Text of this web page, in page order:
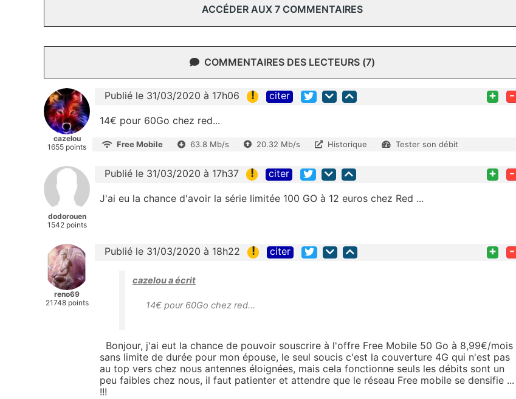
ACCÉDER AUX 7 COMMENTAIRES
COMMENTAIRES DES LECTEURS (7)
cazelou
1655 points
Publié le 31/03/2020 à 17h06 ! citer + -
14€ pour 60Go chez red...
Free Mobile 63.8 Mb/s 20.32 Mb/s Historique Tester son débit
dodorouen
1542 points
Publié le 31/03/2020 à 17h37 ! citer + -
J'ai eu la chance d'avoir la série limitée 100 GO à 12 euros chez Red ...
reno69
21748 points
Publié le 31/03/2020 à 18h22 ! citer + -
cazelou a écrit
14€ pour 60Go chez red...
Bonjour, j'ai eut la chance de pouvoir souscrire à l'offre Free Mobile 50 Go à 8,99€/mois
sans limite de durée pour mon épouse, le seul soucis c'est la couverture 4G qui n'est pas
au top vers chez nous antennes éloignées, mais cela fonctionne seuls les débits sont un
peu faibles chez nous, il faut patienter et attendre que le réseau Free mobile se densifie ...
!!!